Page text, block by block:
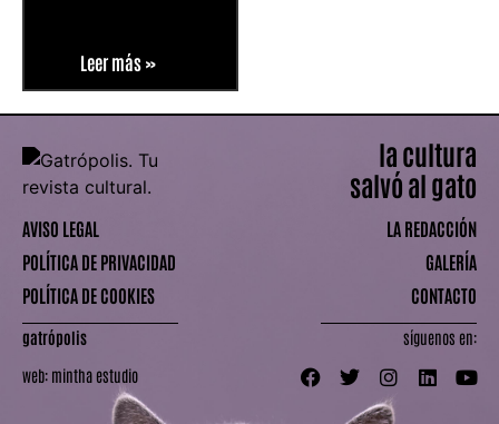
Leer más »
AVISO LEGAL
POLÍTICA DE PRIVACIDAD
POLÍTICA DE COOKIES
gatrópolis
web: mintha estudio
la cultura
salvó al gato
LA REDACCIÓN
GALERÍA
CONTACTO
síguenos en: